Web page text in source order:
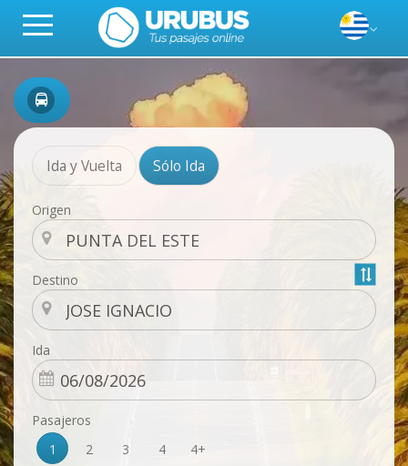
Ida y Vuelta Sólo Ida
Origen
Destino
Ida
Pasajeros
1
2 3 4 4+